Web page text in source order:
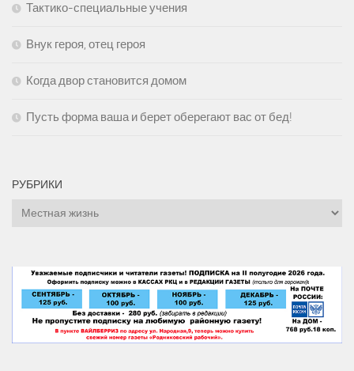
Тактико-специальные учения
Внук героя, отец героя
Когда двор становится домом
Пусть форма ваша и берет оберегают вас от бед!
РУБРИКИ
Рубрики